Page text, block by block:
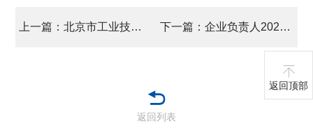
上一篇：北京市工业技师学院2022年预算信息 下一篇：企业负责人2020年度薪酬情况
返回列表
返回顶部